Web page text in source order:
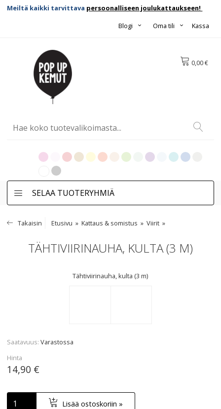
Meiltä kaikki tarvittava persoonalliseen joulukattaukseen!
Kassa
Oma tili
Blogi
0,00 €
SELAA TUOTERYHMIÄ
Takaisin Etusivu Kattaus & somistus Viirit
TÄHTIVIIRINAUHA, KULTA (3 M)
Tähtiviirinauha, kulta (3 m)
Saatavuus Varastossa
Hinta
14,90 €
Lisää ostoskoriin »